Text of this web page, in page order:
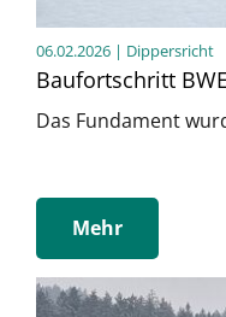
06.02.2026 | Dippersricht
Baufortschritt
Das Fundament
Mehr